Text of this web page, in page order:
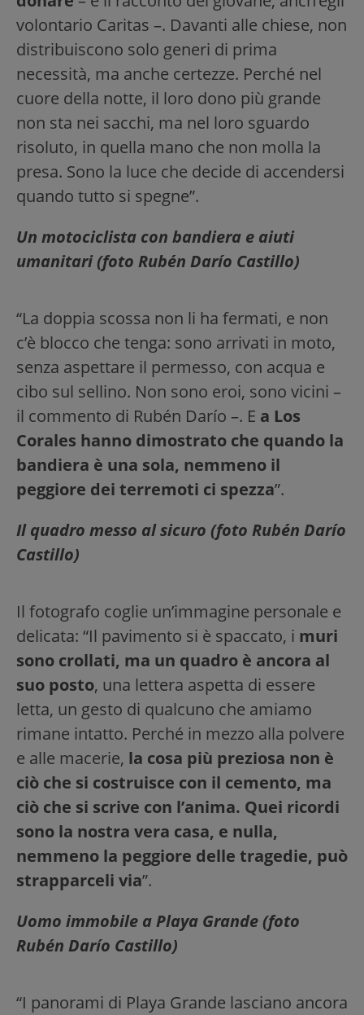
volontario Caritas –. Davanti alle chiese, non
distribuiscono solo generi di prima
necessità, ma anche certezze. Perché nel
cuore della notte, il loro dono più grande
non sta nei sacchi, ma nel loro sguardo
risoluto, in quella mano che non molla la
presa. Sono la luce che decide di accendersi
quando tutto si spegne”.
Un motociclista con bandiera e aiuti
umanitari (foto Rubén Darío Castillo)
“La doppia scossa non li ha fermati, e non
c’è blocco che tenga: sono arrivati in moto,
senza aspettare il permesso, con acqua e
cibo sul sellino. Non sono eroi, sono vicini –
il commento di Rubén Darío –. E a Los
Corales hanno dimostrato che quando la
bandiera è una sola, nemmeno il
peggiore dei terremoti ci spezza”.
Il quadro messo al sicuro (foto Rubén Darío
Castillo)
Il fotografo coglie un’immagine personale e
delicata: “Il pavimento si è spaccato, i muri
sono crollati, ma un quadro è ancora al
suo posto, una lettera aspetta di essere
letta, un gesto di qualcuno che amiamo
rimane intatto. Perché in mezzo alla polvere
e alle macerie, la cosa più preziosa non è
ciò che si costruisce con il cemento, ma
ciò che si scrive con l’anima. Quei ricordi
sono la nostra vera casa, e nulla,
nemmeno la peggiore delle tragedie, può
strapparceli via”.
Uomo immobile a Playa Grande (foto
Rubén Darío Castillo)
“I panorami di Playa Grande lasciano ancora